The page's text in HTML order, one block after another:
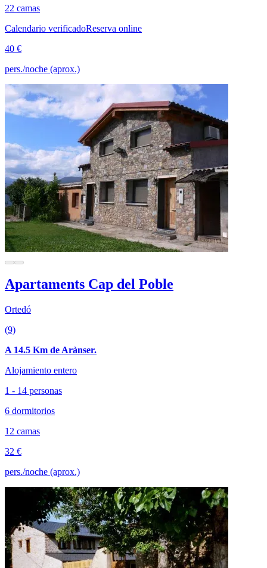
22 camas
Calendario verificadoReserva online
40 €
pers./noche (aprox.)
Apartaments Cap del Poble
Ortedó
(9)
A 14.5 Km de Arànser.
Alojamiento entero
1 - 14 personas
6 dormitorios
12 camas
32 €
pers./noche (aprox.)